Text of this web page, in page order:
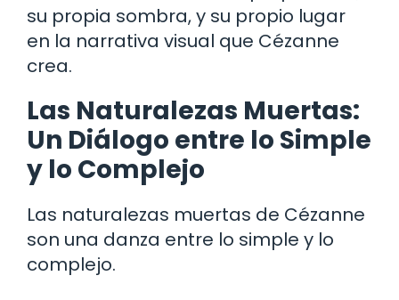
su propia sombra, y su propio lugar
en la narrativa visual que Cézanne
crea.
Las Naturalezas Muertas:
Un Diálogo entre lo Simple
y lo Complejo
Las naturalezas muertas de Cézanne
son una danza entre lo simple y lo
complejo.